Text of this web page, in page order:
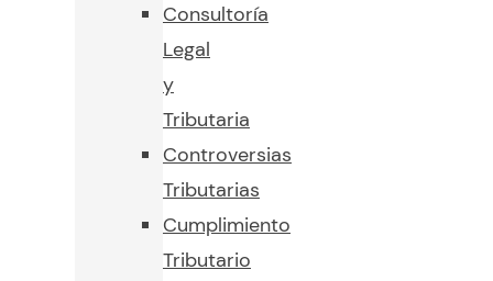
Consultoría
Legal
y
Tributaria
Controversias
Tributarias
Cumplimiento
Tributario